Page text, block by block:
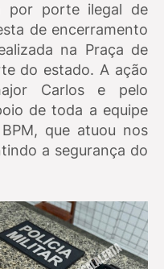
por porte ilegal de
de encerramento
na Praça de
do estado. A ação
Carlos e pelo
de toda a equipe
que atuou nos
a segurança do